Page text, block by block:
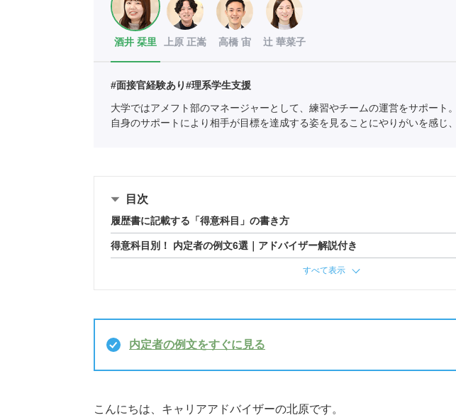
酒井 栞里 上原 正嵩 高橋 宙 辻 華菜子
#面接官経験あり#理系学生支援
大学ではアメフト部のマネージャーとして、練習やチームの運営をサポート
自身のサポートにより相手が目標を達成する姿を見ることにやりがいを感じ
目次
履歴書に記載する「得意科目」の書き方
得意科目別！ 内定者の例文6選｜アドバイザー解説付き
すべて表示
内定者の例文をすぐに見る
こんにちは、キャリアアドバイザーの北原です。